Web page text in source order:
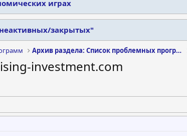
играх
закрытых"
Архив раздела: Список проблемных программ
investment.com